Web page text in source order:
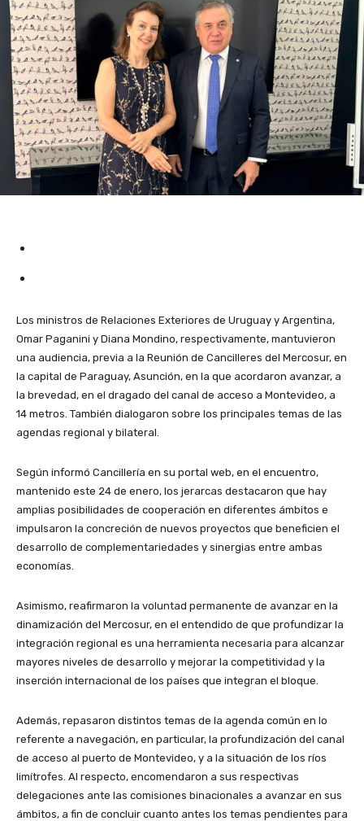
Los ministros de Relaciones Exteriores de Uruguay y Argentina,
Omar Paganini y Diana Mondino, respectivamente, mantuvieron
una audiencia, previa a la Reunión de Cancilleres del Mercosur, en
la capital de Paraguay, Asunción, en la que acordaron avanzar, a
la brevedad, en el dragado del canal de acceso a Montevideo, a
14 metros. También dialogaron sobre los principales temas de las
agendas regional y bilateral.
Según informó Cancillería en su portal web, en el encuentro,
mantenido este 24 de enero, los jerarcas destacaron que hay
amplias posibilidades de cooperación en diferentes ámbitos e
impulsaron la concreción de nuevos proyectos que beneficien el
desarrollo de complementariedades y sinergias entre ambas
economías.
Asimismo, reafirmaron la voluntad permanente de avanzar en la
dinamización del Mercosur, en el entendido de que profundizar la
integración regional es una herramienta necesaria para alcanzar
mayores niveles de desarrollo y mejorar la competitividad y la
inserción internacional de los países que integran el bloque.
Además, repasaron distintos temas de la agenda común en lo
referente a navegación, en particular, la profundización del canal
de acceso al puerto de Montevideo, y a la situación de los ríos
limítrofes. Al respecto, encomendaron a sus respectivas
delegaciones ante las comisiones binacionales a avanzar en sus
ámbitos, a fin de concluir cuanto antes los temas pendientes para